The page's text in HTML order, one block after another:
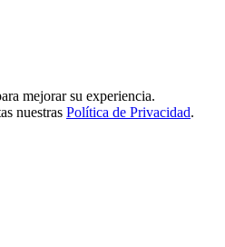
mejorar su experiencia.
nuestras Política de Privacidad.